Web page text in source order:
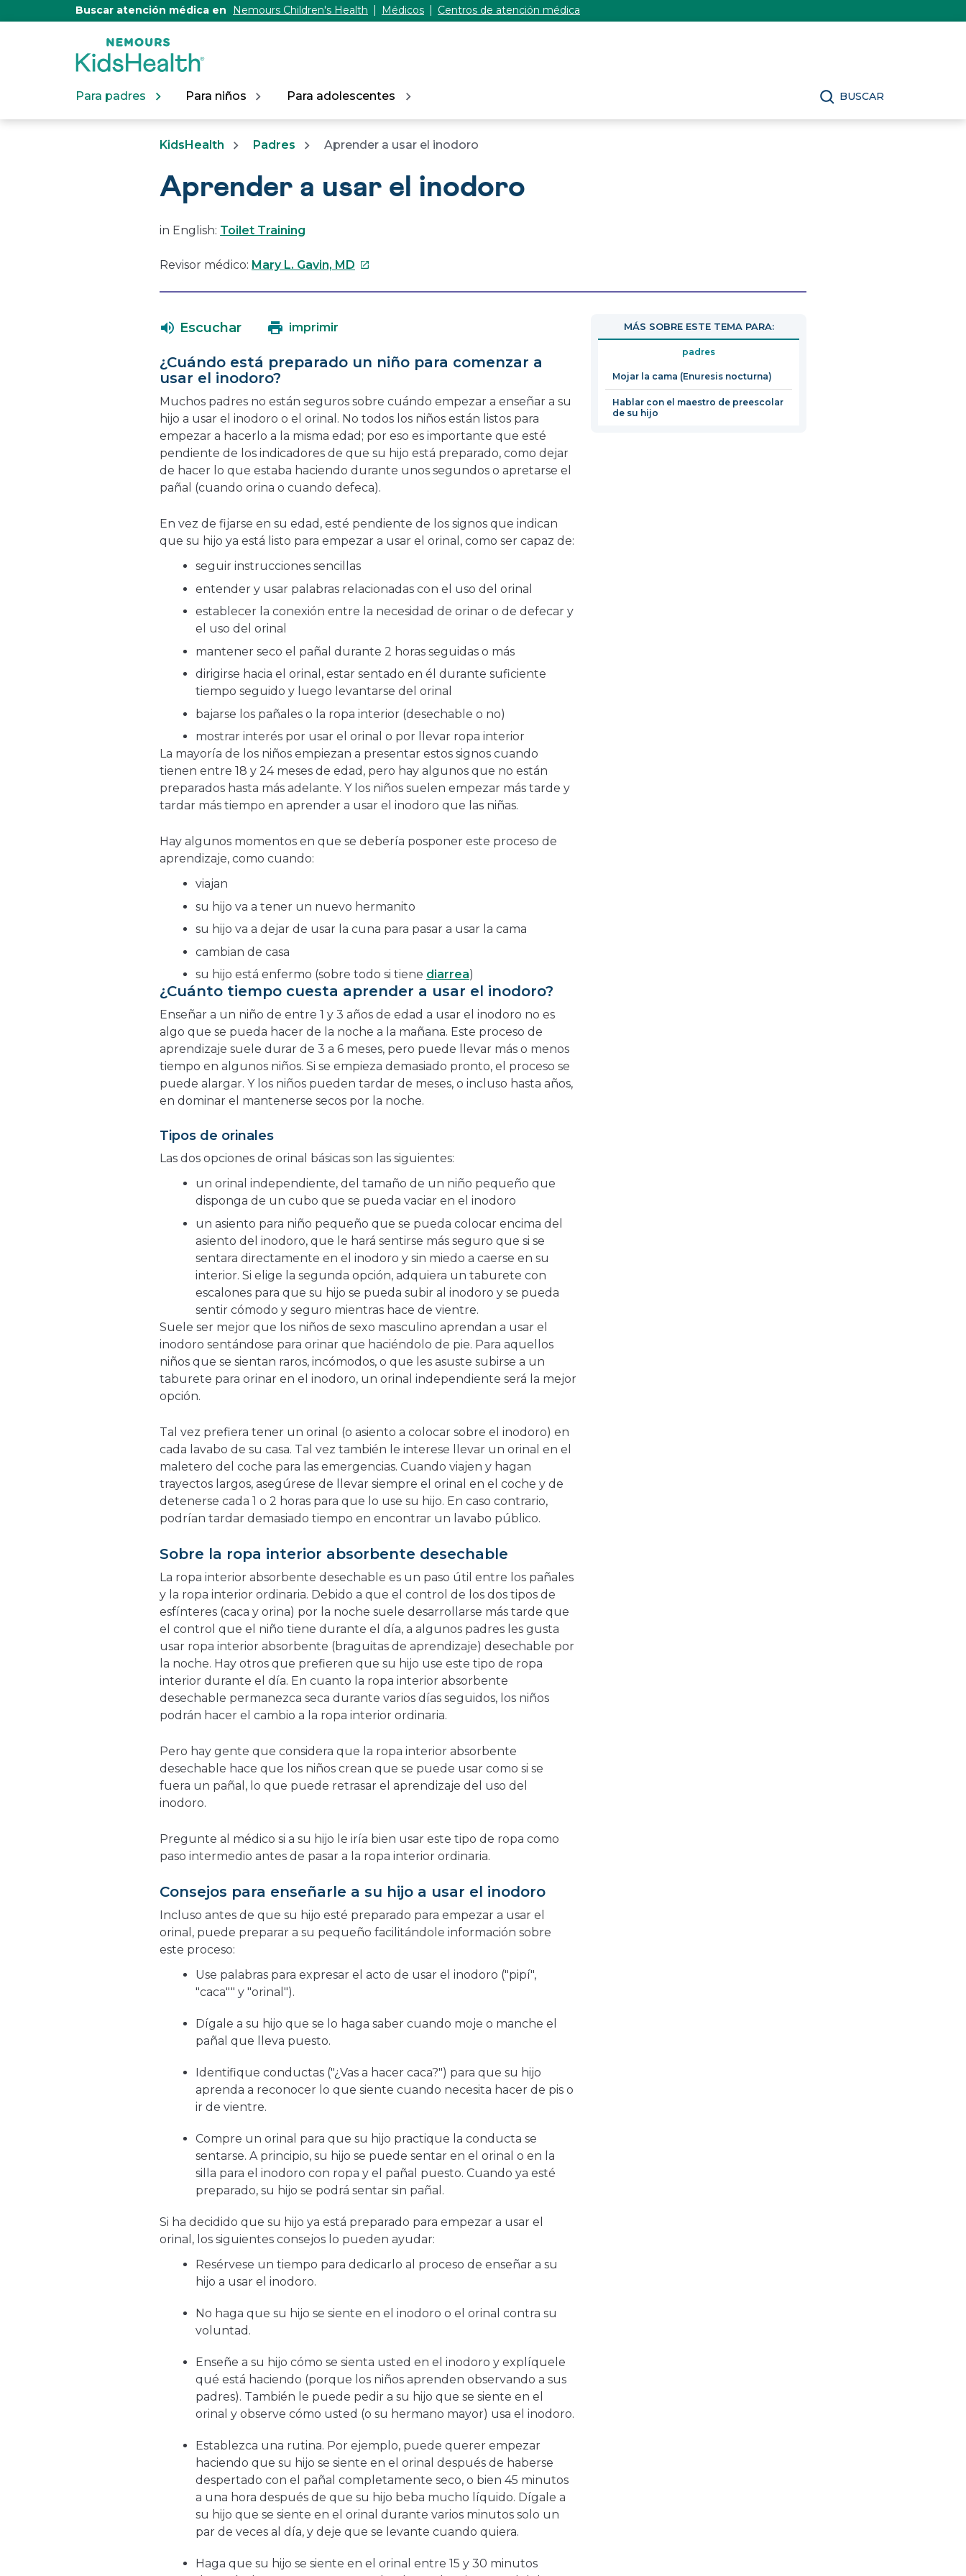
Buscar atención médica en Nemours Children's Health Médicos Centros de atención médica
Para padres Para niños Para adolescentes BUSCAR
KidsHealth Padres Aprender a usar el inodoro
Aprender a usar el inodoro
in English: Toilet Training
Revisor médico: Mary L. Gavin, MD Este
nueva
Escuchar imprimir
¿Cuándo está preparado un niño para comenzar a
usar el inodoro?
Muchos padres no están seguros sobre cuándo empezar a enseñar a su
hijo a usar el inodoro o el orinal. No todos los niños están listos para
empezar a hacerlo a la misma edad; por eso es importante que esté
pendiente de los indicadores de que su hijo está preparado, como dejar
de hacer lo que estaba haciendo durante unos segundos o apretarse el
pañal (cuando orina o cuando defeca).
En vez de fijarse en su edad, esté pendiente de los signos que indican
que su hijo ya está listo para empezar a usar el orinal, como ser capaz de:
seguir instrucciones sencillas
entender y usar palabras relacionadas con el uso del orinal
establecer la conexión entre la necesidad de orinar o de defecar y
el uso del orinal
mantener seco el pañal durante 2 horas seguidas o más
dirigirse hacia el orinal, estar sentado en él durante suficiente
tiempo seguido y luego levantarse del orinal
bajarse los pañales o la ropa interior (desechable o no)
mostrar interés por usar el orinal o por llevar ropa interior
La mayoría de los niños empiezan a presentar estos signos cuando
tienen entre 18 y 24 meses de edad, pero hay algunos que no están
preparados hasta más adelante. Y los niños suelen empezar más tarde y
tardar más tiempo en aprender a usar el inodoro que las niñas.
Hay algunos momentos en que se debería posponer este proceso de
aprendizaje, como cuando:
viajan
su hijo va a tener un nuevo hermanito
su hijo va a dejar de usar la cuna para pasar a usar la cama
cambian de casa
su hijo está enfermo (sobre todo si tiene diarrea)
¿Cuánto tiempo cuesta aprender a usar el inodoro?
Enseñar a un niño de entre 1 y 3 años de edad a usar el inodoro no es
algo que se pueda hacer de la noche a la mañana. Este proceso de
aprendizaje suele durar de 3 a 6 meses, pero puede llevar más o menos
tiempo en algunos niños. Si se empieza demasiado pronto, el proceso se
puede alargar. Y los niños pueden tardar de meses, o incluso hasta años,
en dominar el mantenerse secos por la noche.
Tipos de orinales
Las dos opciones de orinal básicas son las siguientes:
un orinal independiente, del tamaño de un niño pequeño que
disponga de un cubo que se pueda vaciar en el inodoro
un asiento para niño pequeño que se pueda colocar encima del
asiento del inodoro, que le hará sentirse más seguro que si se
sentara directamente en el inodoro y sin miedo a caerse en su
interior. Si elige la segunda opción, adquiera un taburete con
escalones para que su hijo se pueda subir al inodoro y se pueda
sentir cómodo y seguro mientras hace de vientre.
Suele ser mejor que los niños de sexo masculino aprendan a usar el
inodoro sentándose para orinar que haciéndolo de pie. Para aquellos
niños que se sientan raros, incómodos, o que les asuste subirse a un
taburete para orinar en el inodoro, un orinal independiente será la mejor
opción.
Tal vez prefiera tener un orinal (o asiento a colocar sobre el inodoro) en
cada lavabo de su casa. Tal vez también le interese llevar un orinal en el
maletero del coche para las emergencias. Cuando viajen y hagan
trayectos largos, asegúrese de llevar siempre el orinal en el coche y de
detenerse cada 1 o 2 horas para que lo use su hijo. En caso contrario,
podrían tardar demasiado tiempo en encontrar un lavabo público.
Sobre la ropa interior absorbente desechable
La ropa interior absorbente desechable es un paso útil entre los pañales
y la ropa interior ordinaria. Debido a que el control de los dos tipos de
esfínteres (caca y orina) por la noche suele desarrollarse más tarde que
el control que el niño tiene durante el día, a algunos padres les gusta
usar ropa interior absorbente (braguitas de aprendizaje) desechable por
la noche. Hay otros que prefieren que su hijo use este tipo de ropa
interior durante el día. En cuanto la ropa interior absorbente
desechable permanezca seca durante varios días seguidos, los niños
podrán hacer el cambio a la ropa interior ordinaria.
Pero hay gente que considera que la ropa interior absorbente
desechable hace que los niños crean que se puede usar como si se
fuera un pañal, lo que puede retrasar el aprendizaje del uso del
inodoro.
Pregunte al médico si a su hijo le iría bien usar este tipo de ropa como
paso intermedio antes de pasar a la ropa interior ordinaria.
Consejos para enseñarle a su hijo a usar el inodoro
Incluso antes de que su hijo esté preparado para empezar a usar el
orinal, puede preparar a su pequeño facilitándole información sobre
este proceso:
Use palabras para expresar el acto de usar el inodoro ("pipí",
"caca"" y "orinal").
Dígale a su hijo que se lo haga saber cuando moje o manche el
pañal que lleva puesto.
Identifique conductas ("¿Vas a hacer caca?") para que su hijo
aprenda a reconocer lo que siente cuando necesita hacer de pis o
ir de vientre.
Compre un orinal para que su hijo practique la conducta se
sentarse. A principio, su hijo se puede sentar en el orinal o en la
silla para el inodoro con ropa y el pañal puesto. Cuando ya esté
preparado, su hijo se podrá sentar sin pañal.
Si ha decidido que su hijo ya está preparado para empezar a usar el
orinal, los siguientes consejos lo pueden ayudar:
Resérvese un tiempo para dedicarlo al proceso de enseñar a su
hijo a usar el inodoro.
No haga que su hijo se siente en el inodoro o el orinal contra su
voluntad.
Enseñe a su hijo cómo se sienta usted en el inodoro y explíquele
qué está haciendo (porque los niños aprenden observando a sus
padres). También le puede pedir a su hijo que se siente en el
orinal y observe cómo usted (o su hermano mayor) usa el inodoro.
Establezca una rutina. Por ejemplo, puede querer empezar
haciendo que su hijo se siente en el orinal después de haberse
despertado con el pañal completamente seco, o bien 45 minutos
a una hora después de que su hijo beba mucho líquido. Dígale a
su hijo que se siente en el orinal durante varios minutos solo un
par de veces al día, y deje que se levante cuando quiera.
Haga que su hijo se siente en el orinal entre 15 y 30 minutos
MÁS SOBRE ESTE TEMA PARA:
padres
Mojar la cama (Enuresis nocturna)
Hablar con el maestro de preescolar
de su hijo